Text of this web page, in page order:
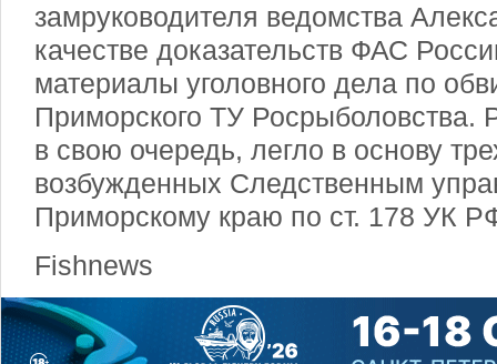
замруководителя ведомства
качестве доказательств ФАС
материалы уголовного дела по
Приморского ТУ
в свою очередь, легло в основу
возбужденных Следственным
Приморскому краю по ст. 178 УК
Fishnews